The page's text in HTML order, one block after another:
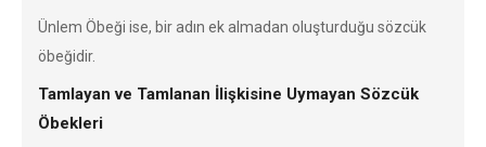
Ünlem Öbeği ise, bir adın ek almadan oluşturduğu sözcük
öbeğidir.
Tamlayan ve Tamlanan İlişkisine Uymayan Sözcük
Öbekleri